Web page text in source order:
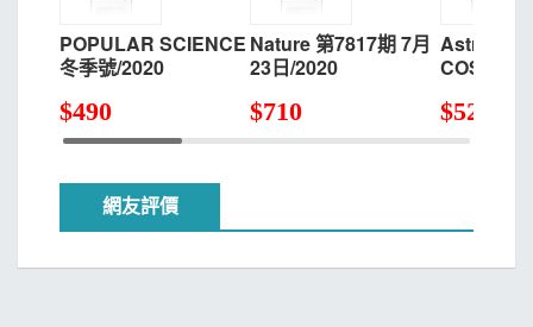
POPULAR SCIENCE
冬季號/2020
$490
Nature 第7817期 7月
23日/2020
$710
COSMOS
$520
網友評價